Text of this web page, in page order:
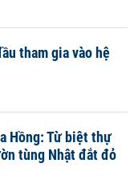
tham gia vào hệ
Hồng: Từ biệt thự
tùng Nhật đắt đỏ